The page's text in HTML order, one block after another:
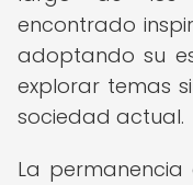
encontrado
adoptando su
explorar temas
sociedad actual.
La